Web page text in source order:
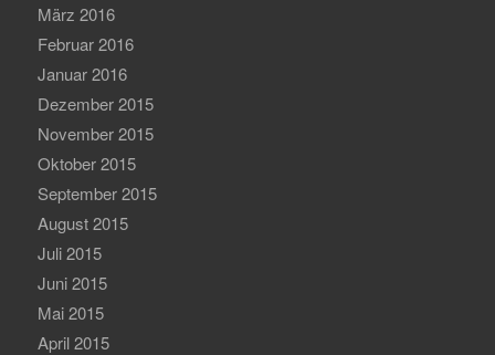
März 2016
Februar 2016
Januar 2016
Dezember 2015
November 2015
Oktober 2015
September 2015
August 2015
Juli 2015
Juni 2015
Mai 2015
April 2015